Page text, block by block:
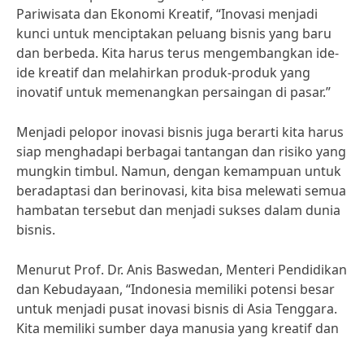
Pariwisata dan Ekonomi Kreatif, “Inovasi menjadi
kunci untuk menciptakan peluang bisnis yang baru
dan berbeda. Kita harus terus mengembangkan ide-
ide kreatif dan melahirkan produk-produk yang
inovatif untuk memenangkan persaingan di pasar.”
Menjadi pelopor inovasi bisnis juga berarti kita harus
siap menghadapi berbagai tantangan dan risiko yang
mungkin timbul. Namun, dengan kemampuan untuk
beradaptasi dan berinovasi, kita bisa melewati semua
hambatan tersebut dan menjadi sukses dalam dunia
bisnis.
Menurut Prof. Dr. Anis Baswedan, Menteri Pendidikan
dan Kebudayaan, “Indonesia memiliki potensi besar
untuk menjadi pusat inovasi bisnis di Asia Tenggara.
Kita memiliki sumber daya manusia yang kreatif dan